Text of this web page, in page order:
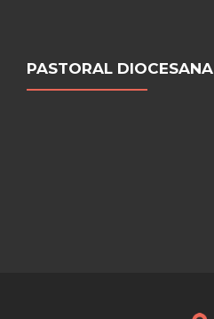
PASTORAL DIOCESANA